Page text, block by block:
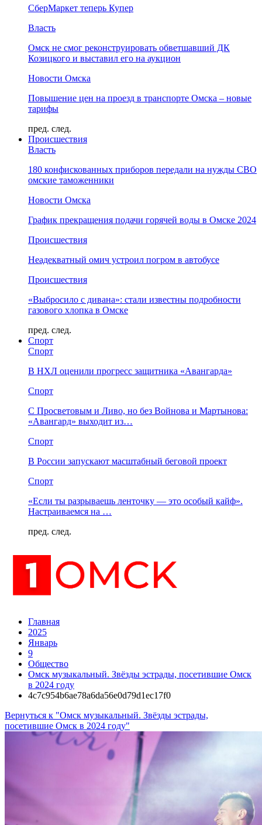
СберМаркет теперь Купер
Власть
Омск не смог реконструировать обветшавший ДК
Козицкого и выставил его на аукцион
Новости Омска
Повышение цен на проезд в транспорте Омска – новые
тарифы
пред. след.
Происшествия
Власть
180 конфискованных приборов передали на нужды СВО
омские таможенники
Новости Омска
График прекращения подачи горячей воды в Омске 2024
Происшествия
Неадекватный омич устроил погром в автобусе
Происшествия
«Выбросило с дивана»: стали известны подробности
газового хлопка в Омске
пред. след.
Спорт
Спорт
В НХЛ оценили прогресс защитника «Авангарда»
Спорт
С Просветовым и Ливо, но без Войнова и Мартынова:
«Авангард» выходит из…
Спорт
В России запускают масштабный беговой проект
Спорт
«Если ты разрываешь ленточку — это особый кайф».
Настраиваемся на …
пред. след.
Главная
2025
Январь
9
Общество
Омск музыкальный. Звёзды эстрады, посетившие Омск
в 2024 году
4c7c954b6ae78a6da56e0d79d1ec17f0
Вернуться к "Омск музыкальный. Звёзды эстрады,
посетившие Омск в 2024 году"